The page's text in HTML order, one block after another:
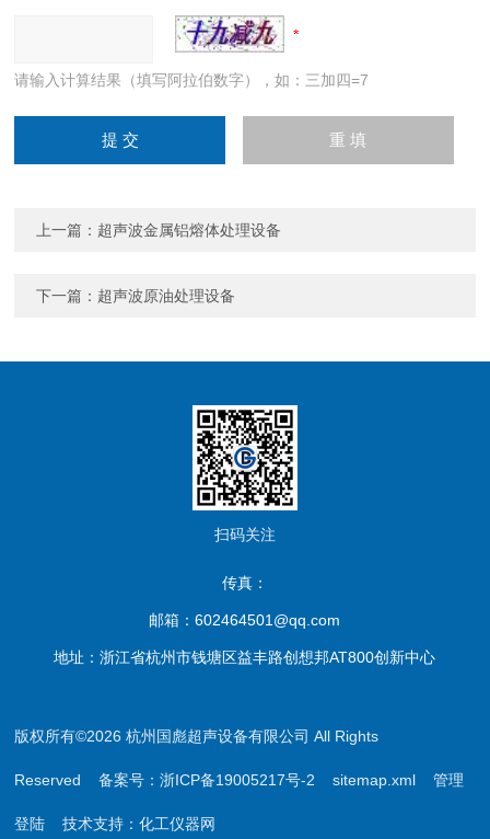
请输入计算结果（填写阿拉伯数字），如：三加四=7
上一篇： 超声波金属铝熔体处理设备
下一篇： 超声波原油处理设备
扫码关注
传真：
邮箱：602464501@qq.com
地址：浙江省杭州市钱塘区益丰路创想邦AT800创新中心
版权所有©2026 杭州国彪超声设备有限公司 All Rights
Reserved备案号：浙ICP备19005217号-2 sitemap.xml 管理
登陆 技术支持：化工仪器网